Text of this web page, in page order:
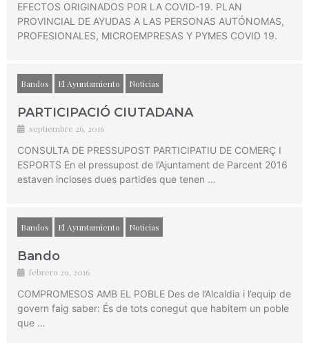
EFECTOS ORIGINADOS POR LA COVID-19. PLAN
PROVINCIAL DE AYUDAS A LAS PERSONAS AUTÓNOMAS,
PROFESIONALES, MICROEMPRESAS Y PYMES COVID 19.
Bandos El Ayuntamiento Noticias
PARTICIPACIÓ CIUTADANA
septiembre 26, 2016
CONSULTA DE PRESSUPOST PARTICIPATIU DE COMERÇ I
ESPORTS En el pressupost de l’Ajuntament de Parcent 2016
estaven incloses dues partides que tenen …
Bandos El Ayuntamiento Noticias
Bando
febrero 29, 2016
COMPROMESOS AMB EL POBLE Des de l’Alcaldia i l’equip de
govern faig saber: És de tots conegut que habitem un poble
que …